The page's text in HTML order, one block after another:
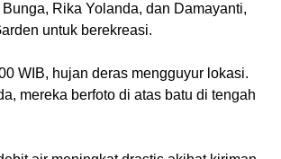
Rika Yolanda, dan Damayanti,
untuk berekreasi.
WIB, hujan deras mengguyur lokasi.
mereka berfoto di atas batu di tengah